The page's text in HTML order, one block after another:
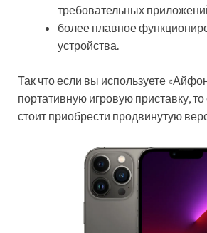
требовательных
более плавное
устройства.
Так что если вы используете
портативную игровую приставку,
стоит приобрести продвинутую